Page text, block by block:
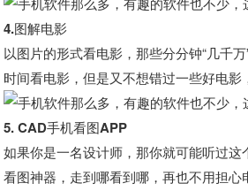
4.图解电影
以图片的形式看电影，那些分分钟“几千
时间看电影，但是又不想错过一些好电影
5. CAD手机看图APP
如果你是一名设计师，那你就可能听过这
看图神器，走到哪看到哪，再也不用担心